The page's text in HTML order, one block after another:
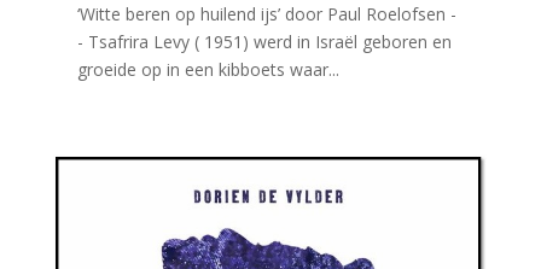
‘Witte beren op huilend ijs’ door Paul Roelofsen -
- Tsafrira Levy ( 1951) werd in Israël geboren en
groeide op in een kibboets waar...